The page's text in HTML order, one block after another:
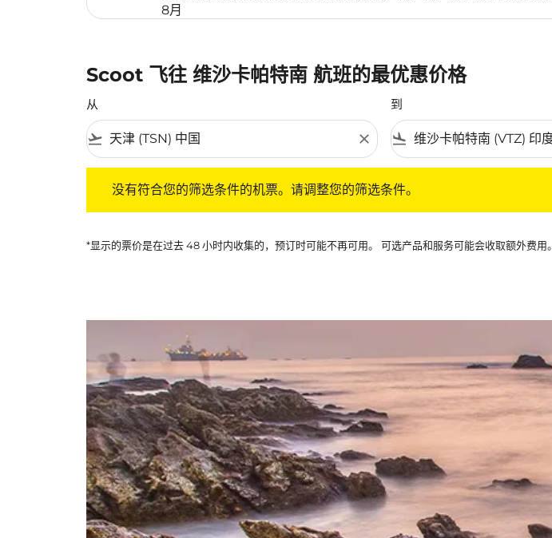
8月
Scoot 飞往 维沙卡帕特南 航班的最优惠价格
从
flight_takeoff close
到
flight_land
没有符合您的筛选条件的机票。请调整您的筛选条件。
*显示的票价是在过去 48 小时内收集的，预订时可能不再可用。 可选产品和服务可能会收取额外费用。